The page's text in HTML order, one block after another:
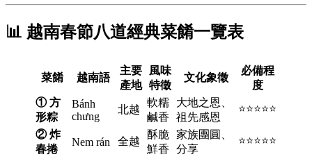
📊 越南春節八道經典菜餚一覽表
菜餚 越南語
主要
產地
風味
特徵
文化象徵
必備程
度
① 方
形粽
Bánh
chưng
北越
軟糯
鹹香
大地之恩、
祖先感恩
⭐⭐⭐⭐⭐
② 炸
春捲
Nem rán 全越
酥脆
鮮香
家族團圓、
分享
⭐⭐⭐⭐⭐